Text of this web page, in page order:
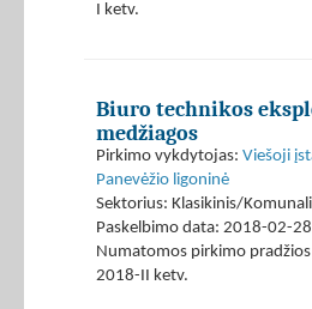
I ketv.
Biuro technikos
medžiagos
Pirkimo vykdytojas: Viešoji
Panevėžio ligoninė
Sektorius: Klasikinis/
Paskelbimo data: 2018-02-28
Numatomos pirkimo
2018-II ketv.